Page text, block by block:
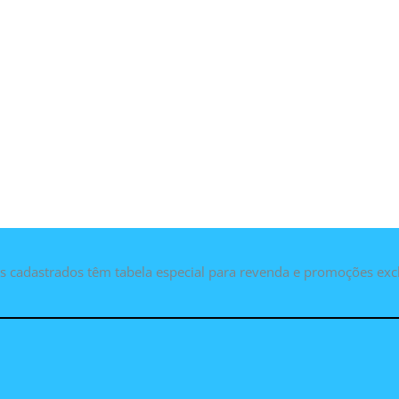
cadastrados têm tabela especial para revenda e promoções